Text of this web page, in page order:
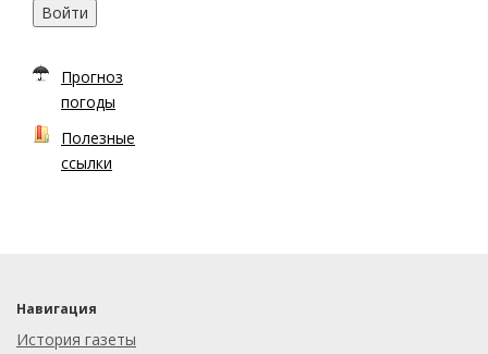
Войти
Прогноз
погоды
Полезные
ссылки
Навигация
История газеты